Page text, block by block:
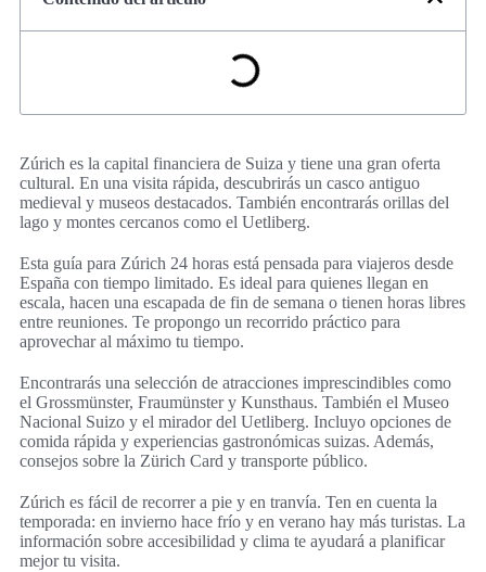
Zúrich es la capital financiera de Suiza y tiene una gran oferta
cultural. En una visita rápida, descubrirás un casco antiguo
medieval y museos destacados. También encontrarás orillas del
lago y montes cercanos como el Uetliberg.
Esta guía para Zúrich 24 horas está pensada para viajeros desde
España con tiempo limitado. Es ideal para quienes llegan en
escala, hacen una escapada de fin de semana o tienen horas libres
entre reuniones. Te propongo un recorrido práctico para
aprovechar al máximo tu tiempo.
Encontrarás una selección de atracciones imprescindibles como
el Grossmünster, Fraumünster y Kunsthaus. También el Museo
Nacional Suizo y el mirador del Uetliberg. Incluyo opciones de
comida rápida y experiencias gastronómicas suizas. Además,
consejos sobre la Zürich Card y transporte público.
Zúrich es fácil de recorrer a pie y en tranvía. Ten en cuenta la
temporada: en invierno hace frío y en verano hay más turistas. La
información sobre accesibilidad y clima te ayudará a planificar
mejor tu visita.